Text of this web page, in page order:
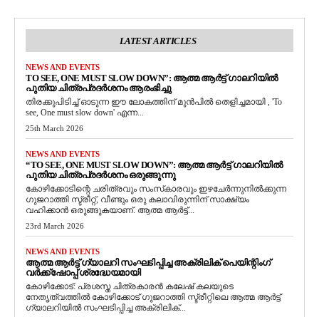
LATEST ARTICLES
NEWS AND EVENTS
TO SEE, ONE MUST SLOW DOWN”: ആത്മ ആർട്ട് ഗാലറിയിൽ
പുതിയ ചിത്രപ്രദർശനം ആരംഭിച്ചു
തിരക്കുപിടിച്ച് ഓടുന്ന ഈ ലോകത്തിന് മുൻപിൽ തെളിച്ചമായി , 'To
see, One must slow down' എന്ന...
25th March 2026
NEWS AND EVENTS
“TO SEE, ONE MUST SLOW DOWN”: ആത്മ ആർട്ട് ഗാലറിയിൽ
പുതിയ ചിത്രപ്രദർശനം ഒരുങ്ങുന്നു
കോഴിക്കോടിന്റെ ചരിത്രവും സംസ്‌കാരവും ഇഴചേർന്നുനിൽക്കുന്ന
ഗുജറാത്തി സ്ട്രീറ്റ്, വീണ്ടും ഒരു കലാവിരുന്നിന് സാക്ഷ്യം
വഹിക്കാൻ ഒരുങ്ങുകയാണ്. ആത്മ ആർട്ട്...
23rd March 2026
NEWS AND EVENTS
ആത്മ ആർട്ട് ഗ്യാലറി സംഘടിപ്പിച്ച അക്രിലിക് പെയിന്റിംഗ്
വർക്ക്‌ഷോപ്പ് ശ്രദ്ധേയമായി
കോഴിക്കോട്: പ്രശസ്ത ചിത്രകാരൻ കലേഷ് കലയുടെ
നേതൃത്വത്തിൽ കോഴിക്കോട് ഗുജറാത്തി സ്ട്രീറ്റിലെ ആത്മ ആർട്ട്
ഗ്യാലറിയിൽ സംഘടിപ്പിച്ച അക്രിലിക്...